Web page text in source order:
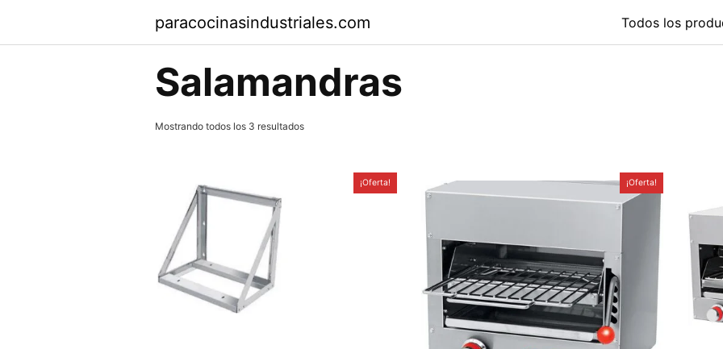
contenido
paracocinasindustriales.com Todos los
Salamandras
Mostrando todos los 3 resultados
¡Oferta! ¡Oferta!